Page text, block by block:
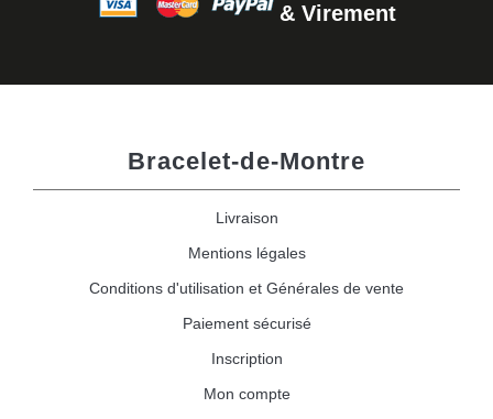
& Virement
Bracelet-de-Montre
Livraison
Mentions légales
Conditions d'utilisation et Générales de vente
Paiement sécurisé
Inscription
Mon compte